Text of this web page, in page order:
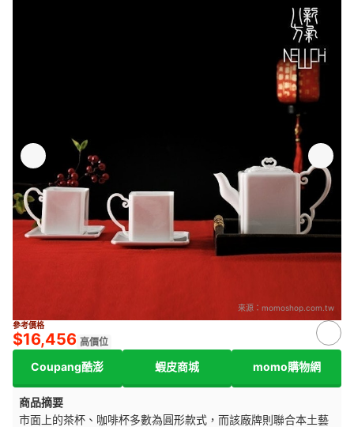
來源： momoshop.com.tw
參考價格
$16,456 高價位
Coupang酷澎 蝦皮商城 momo購物網
商品摘要
市面上的茶杯、咖啡杯多數為圓形款式，而該廠牌則聯合本土藝